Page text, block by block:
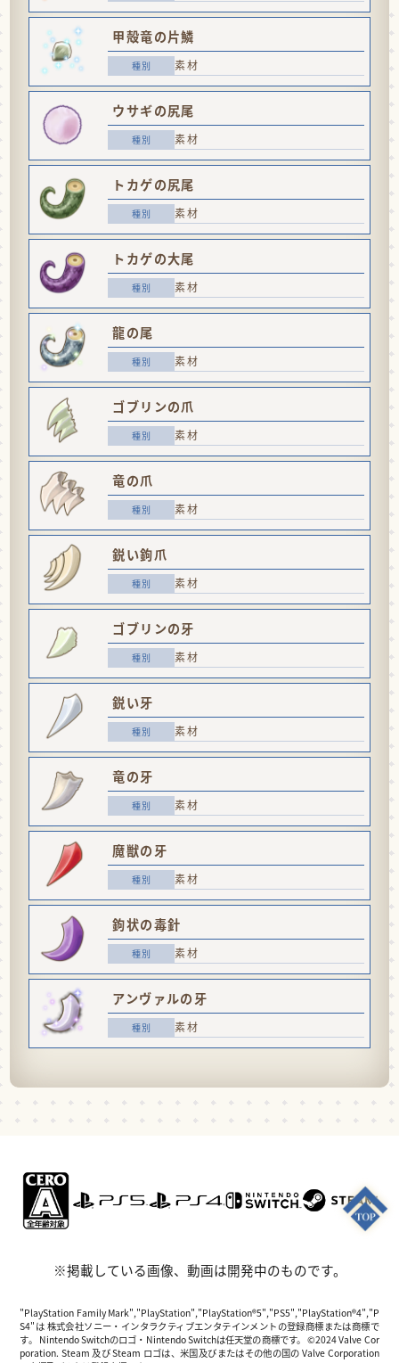
甲殻竜の片鱗
素材
ウサギの尻尾
素材
トカゲの尻尾
素材
トカゲの大尾
素材
龍の尾
素材
ゴブリンの爪
素材
竜の爪
素材
鋭い鉤爪
素材
ゴブリンの牙
素材
鋭い牙
素材
竜の牙
素材
魔獣の牙
素材
鉤状の毒針
素材
アンヴァルの牙
素材
※掲載している画像、動画は開発中のものです。
"PlayStation Family Mark","PlayStation","PlayStation®5","PS5","PlayStation®4","P
S4"は 株式会社ソニー・インタラクティブエンタテインメントの登録商標または商標で
す。 Nintendo Switchのロゴ・Nintendo Switchは任天堂の商標です。 ©2024 Valve Cor
poration. Steam 及び Steam ロゴは、米国及びまたはその他の国の Valve Corporation